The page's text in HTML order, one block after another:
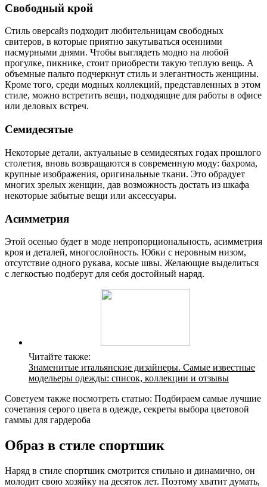
Свободный крой
Стиль оверсайз подходит любительницам свободных
свитеров, в которые приятно закутываться осенними
пасмурными днями. Чтобы выглядеть модно на любой
прогулке, пикнике, стоит приобрести такую теплую вещь. А
объемные пальто подчеркнут стиль и элегантность женщины.
Кроме того, среди модных коллекций, представленных в этом
стиле, можно встретить вещи, подходящие для работы в офисе
или деловых встреч.
Семидесятые
Некоторые детали, актуальные в семидесятых годах прошлого
столетия, вновь возвращаются в современную моду: бахрома,
крупные изображения, оригинальные ткани. Это обрадует
многих зрелых женщин, дав возможность достать из шкафа
некоторые забытые вещи или аксессуары.
Асимметрия
Этой осенью будет в моде непропорциональность, асимметрия
кроя и деталей, многослойность. Юбки с неровным низом,
отсутствие одного рукава, косые швы. Желающие выделиться
с легкостью подберут для себя достойный наряд.
Читайте также:
Знаменитые итальянские дизайнеры. Самые известные
модельеры одежды: список, коллекции и отзывы
Советуем также посмотреть статью: Подбираем самые лучшие
сочетания серого цвета в одежде, секреты выбора цветовой
гаммы для гардероба
Образ в стиле спортшик
Наряд в стиле спортшик смотрится стильно и динамично, он
молодит свою хозяйку на десяток лет. Поэтому хватит думать,